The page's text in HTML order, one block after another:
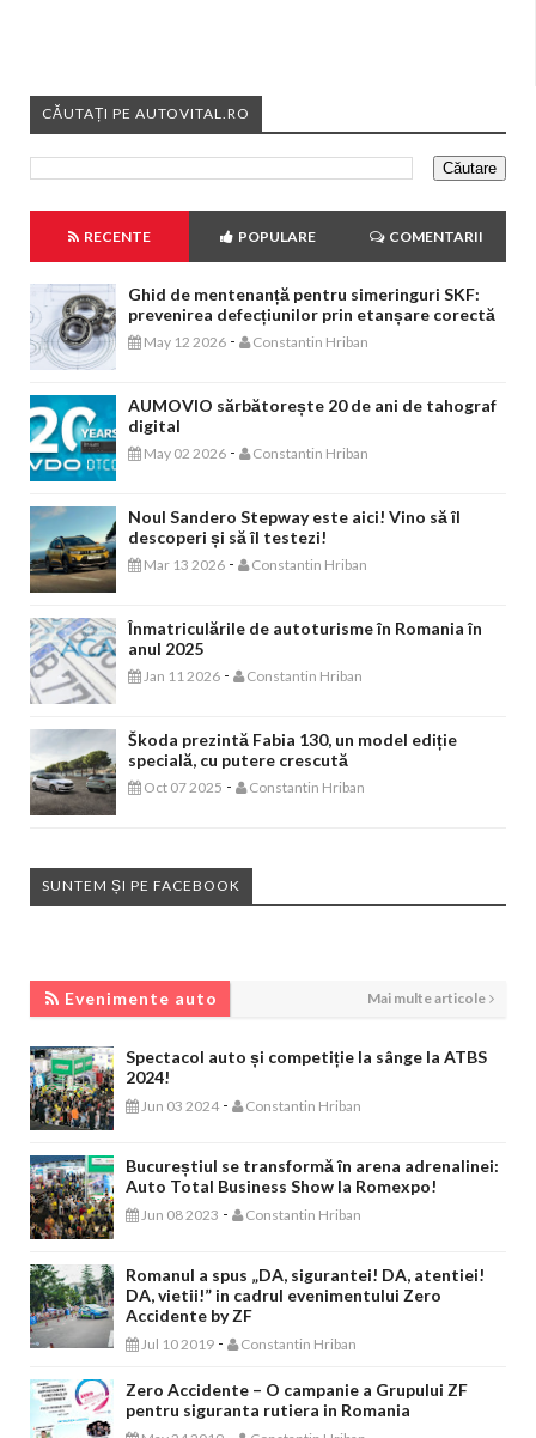
CĂUTAȚI PE AUTOVITAL.RO
RECENTE POPULARE COMENTARII
Ghid de mentenanță pentru simeringuri SKF:
prevenirea defecțiunilor prin etanșare corectă
May 12 2026 - Constantin Hriban
AUMOVIO sărbătorește 20 de ani de tahograf
digital
May 02 2026 - Constantin Hriban
Noul Sandero Stepway este aici! Vino să îl
descoperi și să îl testezi!
Mar 13 2026 - Constantin Hriban
Înmatriculările de autoturisme în Romania în
anul 2025
Jan 11 2026 - Constantin Hriban
Škoda prezintă Fabia 130, un model ediție
specială, cu putere crescută
Oct 07 2025 - Constantin Hriban
SUNTEM ȘI PE FACEBOOK
Evenimente auto Mai multe articole
Spectacol auto și competiție la sânge la ATBS
2024!
Jun 03 2024 - Constantin Hriban
Bucureștiul se transformă în arena adrenalinei:
Auto Total Business Show la Romexpo!
Jun 08 2023 - Constantin Hriban
Romanul a spus „DA, sigurantei! DA, atentiei!
DA, vietii!” in cadrul evenimentului Zero
Accidente by ZF
Jul 10 2019 - Constantin Hriban
Zero Accidente – O campanie a Grupului ZF
pentru siguranta rutiera in Romania